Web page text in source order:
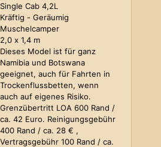
Single Cab 4,2L
Kräftig - Geräumig
Muschelcamper
2,0 x 1,4 m
Dieses Model ist für ganz
Namibia und Botswana
geeignet, auch für Fahrten in
Trockenflussbetten, wenn
auch auf eigenes Risiko.
Grenzübertritt LOA 600 Rand /
ca. 42 Euro. Reinigungsgebühr
400 Rand / ca. 28 € ,
Vertragsgebühr 100 Rand / ca.